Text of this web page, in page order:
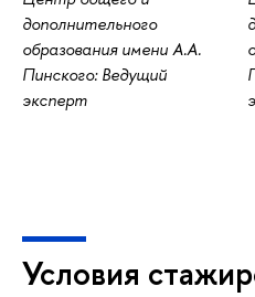
дополнительного
образования имени А.А.
Пинского: Ведущий
эксперт
Условия